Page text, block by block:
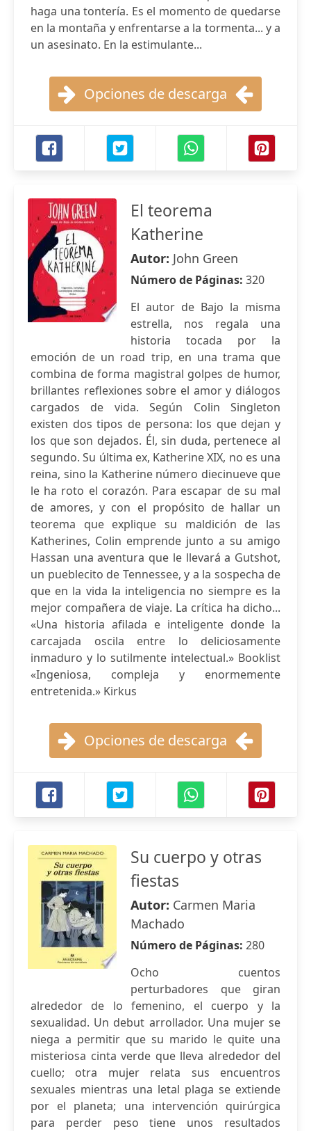
haga una tontería. Es el momento de quedarse
en la montaña y enfrentarse a la tormenta... y a
un asesinato. En la estimulante...
Opciones de descarga
El teorema
Katherine
Autor: John Green
Número de Páginas: 320
El autor de Bajo la misma
estrella, nos regala una
historia tocada por la
emoción de un road trip, en una trama que
combina de forma magistral golpes de humor,
brillantes reflexiones sobre el amor y diálogos
cargados de vida. Según Colin Singleton
existen dos tipos de persona: los que dejan y
los que son dejados. Él, sin duda, pertenece al
segundo. Su última ex, Katherine XIX, no es una
reina, sino la Katherine número diecinueve que
le ha roto el corazón. Para escapar de su mal
de amores, y con el propósito de hallar un
teorema que explique su maldición de las
Katherines, Colin emprende junto a su amigo
Hassan una aventura que le llevará a Gutshot,
un pueblecito de Tennessee, y a la sospecha de
que en la vida la inteligencia no siempre es la
mejor compañera de viaje. La crítica ha dicho...
«Una historia afilada e inteligente donde la
carcajada oscila entre lo deliciosamente
inmaduro y lo sutilmente intelectual.» Booklist
«Ingeniosa, compleja y enormemente
entretenida.» Kirkus
Opciones de descarga
Su cuerpo y otras
fiestas
Autor: Carmen Maria
Machado
Número de Páginas: 280
Ocho cuentos
perturbadores que giran
alrededor de lo femenino, el cuerpo y la
sexualidad. Un debut arrollador. Una mujer se
niega a permitir que su marido le quite una
misteriosa cinta verde que lleva alrededor del
cuello; otra mujer relata sus encuentros
sexuales mientras una letal plaga se extiende
por el planeta; una intervención quirúrgica
para perder peso tiene unos resultados